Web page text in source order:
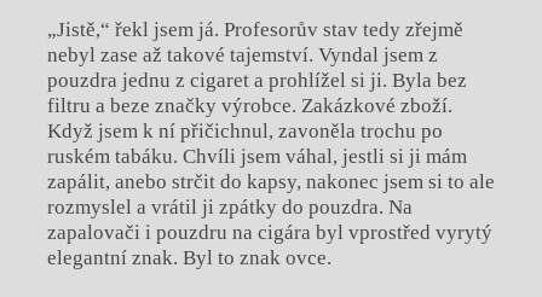
„Jistě,“ řekl jsem já. Profesorův stav tedy zřejmě
nebyl zase až takové tajemství. Vyndal jsem z
pouzdra jednu z cigaret a prohlížel si ji. Byla bez
filtru a beze značky výrobce. Zakázkové zboží.
Když jsem k ní přičichnul, zavoněla trochu po
ruském tabáku. Chvíli jsem váhal, jestli si ji mám
zapálit, anebo strčit do kapsy, nakonec jsem si to ale
rozmyslel a vrátil ji zpátky do pouzdra. Na
zapalovači i pouzdru na cigára byl vprostřed vyrytý
elegantní znak. Byl to znak ovce.